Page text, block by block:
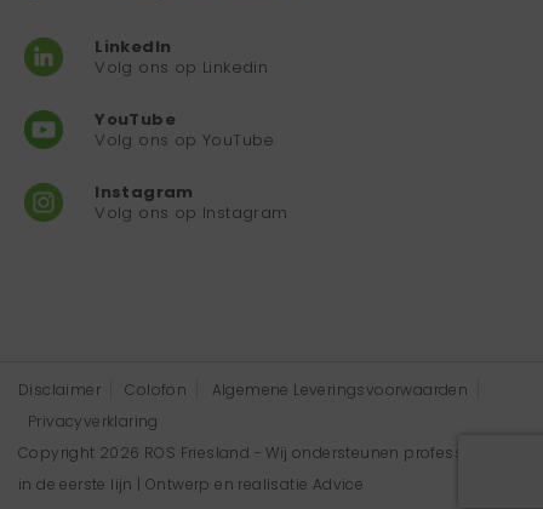
LinkedIn
Volg ons op Linkedin
YouTube
Volg ons op YouTube
Instagram
Volg ons op Instagram
Disclaimer Colofon
Algemene Leveringsvoorwaarden
Privacyverklaring
Copyright 2026 ROS Friesland - Wij ondersteunen professionals
in de eerste lijn | Ontwerp en realisatie Advice